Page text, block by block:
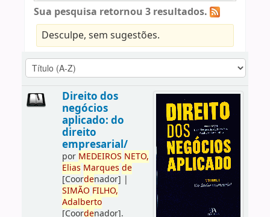
Sua pesquisa retornou 3 resultados.
Desculpe, sem sugestões.
Direito dos
negócios
aplicado: do
direito
empresarial/
por MEDEIROS NETO,
Elias Marques de
[Coordenador] |
SIMÃO FILHO,
Adalberto
[Coordenador].